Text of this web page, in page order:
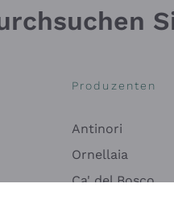
Produzenten
Antinori
Ornellaia
Ca' del Bosco